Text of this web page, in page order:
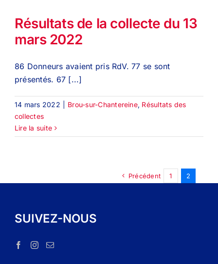
Résultats de la collecte du 13
mars 2022
86 Donneurs avaient pris RdV. 77 se sont
présentés. 67 [...]
14 mars 2022 Brou-sur-Chantereine, Résultats des
collectes
Lire la suite
Précédent 1 2
SUIVEZ-NOUS